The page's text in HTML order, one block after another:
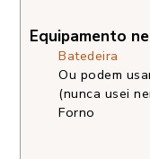
Equipamento
Batedeira
Ou podem
(nunca usei
Forno